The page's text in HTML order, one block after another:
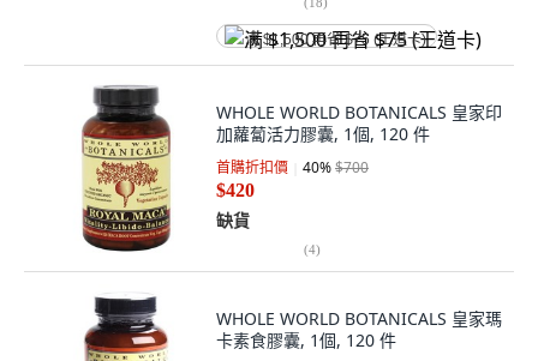
满 $1,500 再省 $75 (王道卡)
WHOLE WORLD BOTANICALS 皇家印
加蘿蔔活力膠囊, 1個, 120 件
首購折扣價 40%$700
$420
缺貨
(4)
WHOLE WORLD BOTANICALS 皇家瑪
卡素食膠囊, 1個, 120 件